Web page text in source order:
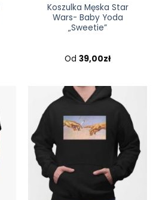
Koszulka Męska Star
Wars- Baby Yoda
„Sweetie”
Od 39,00zł